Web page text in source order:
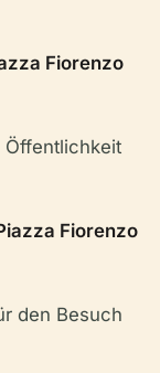
Fiorenzo
Öffentlichkeit
Fiorenzo
den Besuch